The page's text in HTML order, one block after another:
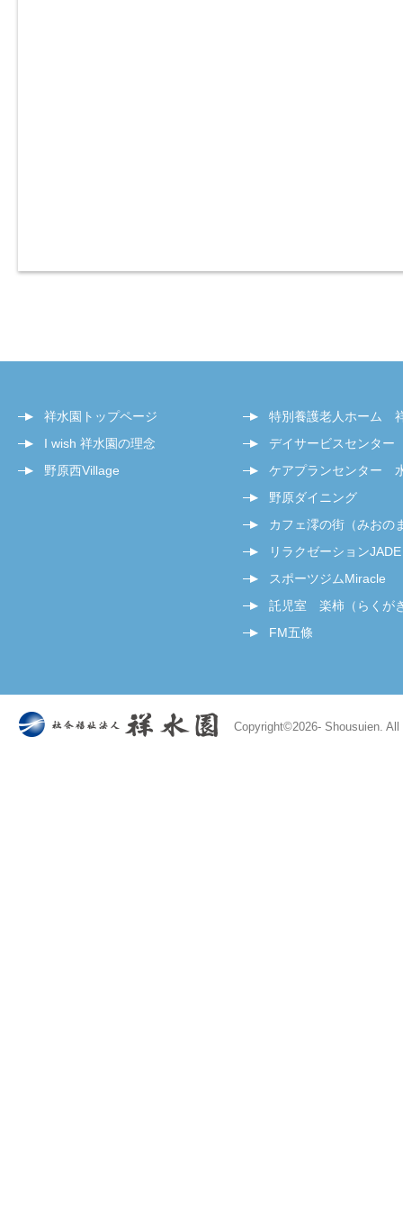
祥水園トップページ
I wish 祥水園の理念
野原西Village
特別養護老人ホーム
デイサービスセンタ
ケアプランセンター
野原ダイニング
カフェ澪の街（みおの
リラクゼーションJADE
スポーツジムMiracle
託児室 楽柿（らくが
FM五條
Copyright©2026- Shousuien.